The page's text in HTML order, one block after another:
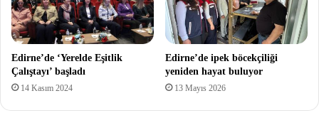
Edirne’de ‘Yerelde Eşitlik
Çalıştayı’ başladı
14 Kasım 2024
Edirne’de ipek böcekçiliği
yeniden hayat buluyor
13 Mayıs 2026